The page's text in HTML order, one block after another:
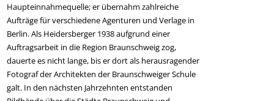
Haupteinnahmequelle; er übernahm zahlreiche
Aufträge für verschiedene Agenturen und Verlage in
Berlin. Als Heidersberger 1938 aufgrund einer
Auftragsarbeit in die Region Braunschweig zog,
dauerte es nicht lange, bis er dort als herausragender
Fotograf der Architekten der Braunschweiger Schule
galt. In den nächsten Jahrzehnten entstanden